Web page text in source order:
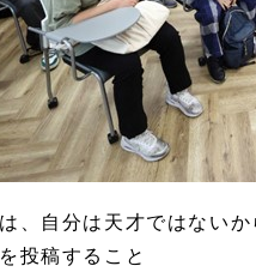
、自分は天才ではない
投稿すること